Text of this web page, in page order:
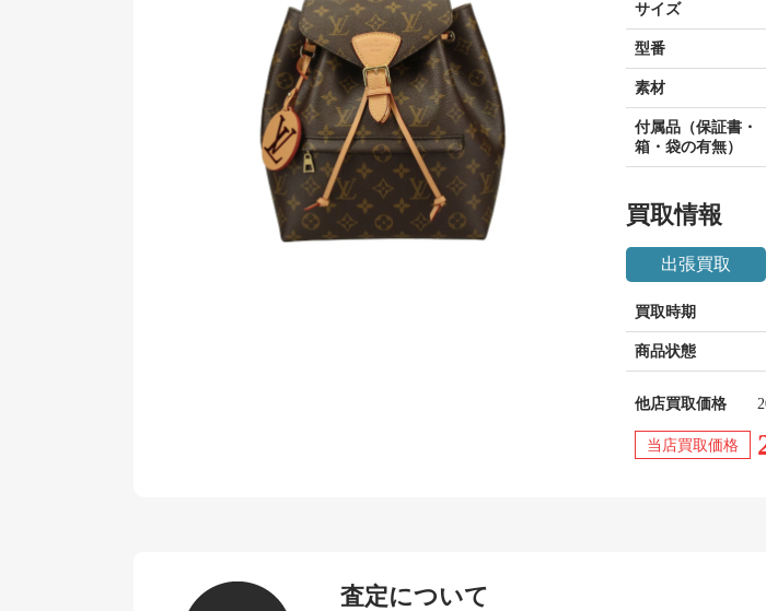
サイズ
型番
素材
付属品（保証書・
箱・袋の有無）
買取情報
出張買取
買取時期
商品状態
他店買取価格
当店買取価格
査定について